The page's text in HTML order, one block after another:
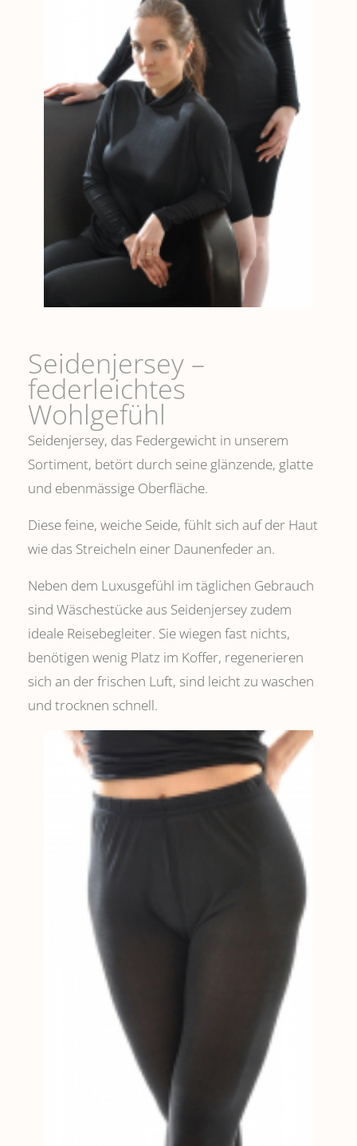
Seidenjersey –
federleichtes
Wohlgefühl
Seidenjersey, das Federgewicht in unserem
Sortiment, betört durch seine glänzende, glatte
und ebenmässige Oberfläche.
Diese feine, weiche Seide, fühlt sich auf der Haut
wie das Streicheln einer Daunenfeder an.
Neben dem Luxusgefühl im täglichen Gebrauch
sind Wäschestücke aus Seidenjersey zudem
ideale Reisebegleiter. Sie wiegen fast nichts,
benötigen wenig Platz im Koffer, regenerieren
sich an der frischen Luft, sind leicht zu waschen
und trocknen schnell.